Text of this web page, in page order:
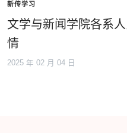
新传学习
文学与新闻学院各系
情
2025 年 02 月 04 日